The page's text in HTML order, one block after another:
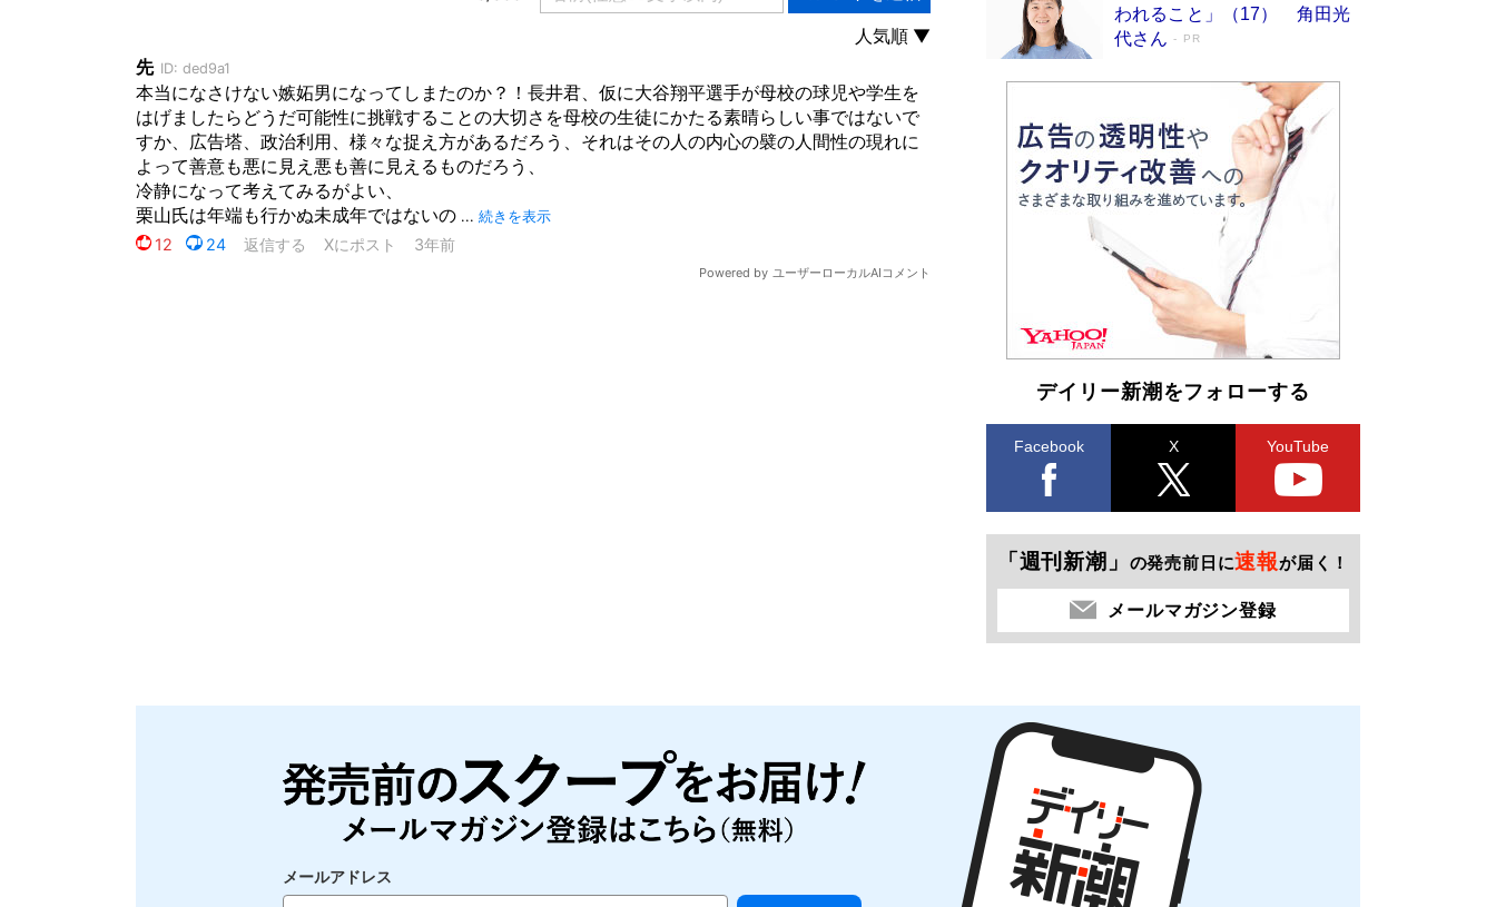
われること」（17） 角田光
代さん
PR
デイリー新潮をフォローする
Facebook X YouTube
「週刊新潮」 の発売前日に速報が届く！
メールマガジン登録
メールアドレス